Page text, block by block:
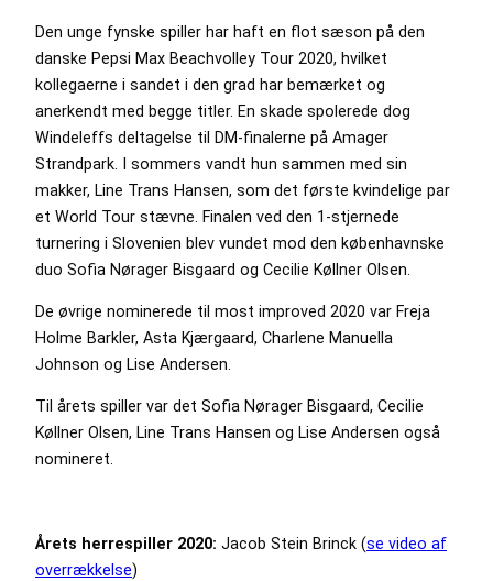
Den unge fynske spiller har haft en flot sæson på den
danske Pepsi Max Beachvolley Tour 2020, hvilket
kollegaerne i sandet i den grad har bemærket og
anerkendt med begge titler. En skade spolerede dog
Windeleffs deltagelse til DM-finalerne på Amager
Strandpark. I sommers vandt hun sammen med sin
makker, Line Trans Hansen, som det første kvindelige par
et World Tour stævne. Finalen ved den 1-stjernede
turnering i Slovenien blev vundet mod den københavnske
duo Sofia Nørager Bisgaard og Cecilie Køllner Olsen.
De øvrige nominerede til most improved 2020 var Freja
Holme Barkler, Asta Kjærgaard, Charlene Manuella
Johnson og Lise Andersen.
Til årets spiller var det Sofia Nørager Bisgaard, Cecilie
Køllner Olsen, Line Trans Hansen og Lise Andersen også
nomineret.
Årets herrespiller 2020: Jacob Stein Brinck (se video af
overrækkelse)